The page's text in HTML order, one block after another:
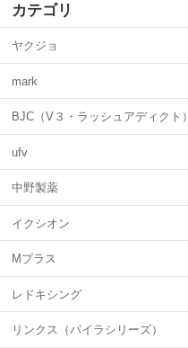
カテゴリ
ヤクジョ
mark
BJC（V３・ラッシュアディクト）
ufv
中野製薬
イクシオン
Mプラス
レドキシング
リンクス（パイラシリーズ）